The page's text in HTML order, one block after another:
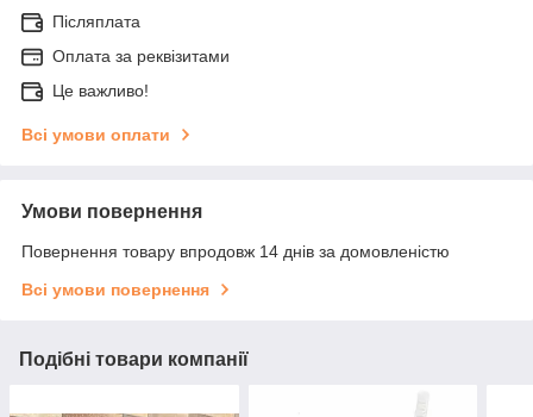
Післяплата
Оплата за реквізитами
Це важливо!
Всі умови оплати
Умови повернення
Повернення товару впродовж 14 днів за домовленістю
Всі умови повернення
Подібні товари компанії